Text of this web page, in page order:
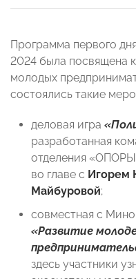
Программа первого
2024 была посвящена
молодых
состоялись такие
деловая игра
разработанная
отделения
во главе с Игорем
Майбуровой;
совместная с
«Развитие
здесь участники